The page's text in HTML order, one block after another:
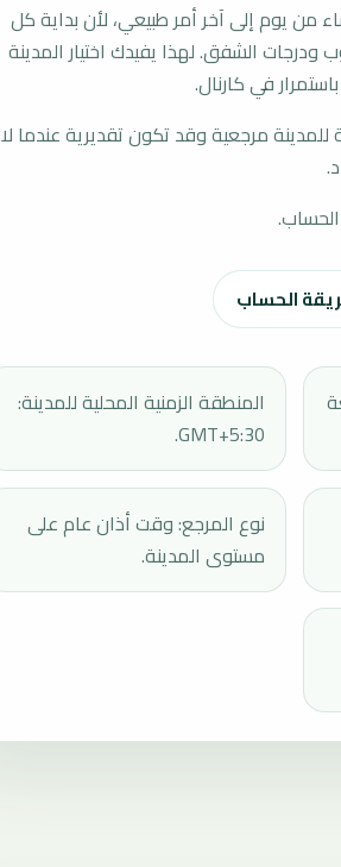
من يوم إلى آخر أمر طبيعي، لأن بداية كل
ودرجات الشفق. لهذا يفيدك اختيار المدينة
في كارنال.
مرجعية وقد تكون تقديرية عندما لا
الحساب
المنطقة الزمنية المحلية للمدينة:
GMT+5:30.
نوع المرجع: وقت أذان عام على
مستوى المدينة.